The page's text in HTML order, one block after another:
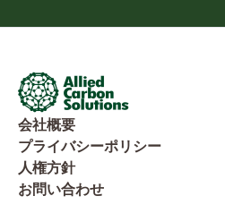
会社概要
プライバシーポリシー
人権方針
お問い合わせ